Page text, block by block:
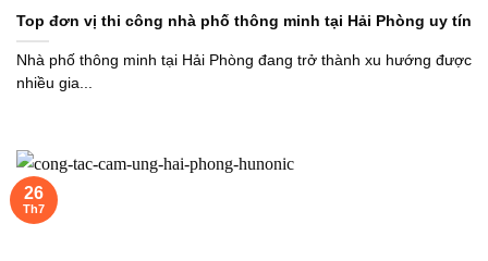
Top đơn vị thi công nhà phố thông minh tại Hải Phòng uy tín
Nhà phố thông minh tại Hải Phòng đang trở thành xu hướng được
nhiều gia...
26
Th7